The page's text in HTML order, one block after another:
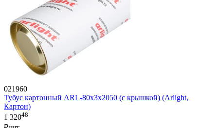
021960
Тубус картонный ARL-80х3х2050 (с крышкой) (Arlight,
Картон)
1 32048